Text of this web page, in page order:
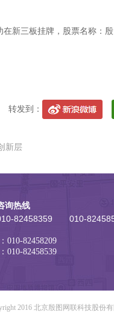
三板挂牌，股票名称：殷
转发到：
新层
询热线
82458359 010-
010-82458209
010-82458539
2016 北京殷图网联科技股份